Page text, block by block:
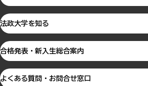
法政大学を知る
合格発表・新入生総合案内
よくある質問・お問合せ窓口